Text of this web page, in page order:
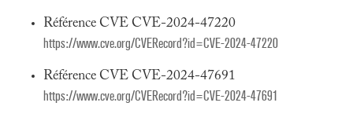
Référence CVE CVE-2024-47220
https://www.cve.org/CVERecord?id=CVE-2024-47220
Référence CVE CVE-2024-47691
https://www.cve.org/CVERecord?id=CVE-2024-47691